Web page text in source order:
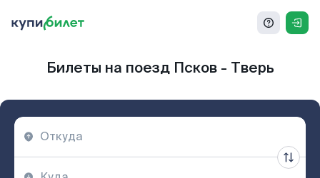
Билеты на поезд Псков - Тверь